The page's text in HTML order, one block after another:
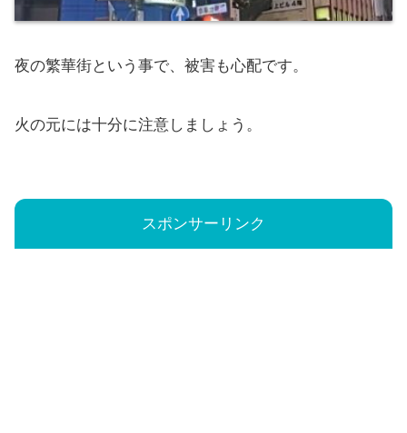
夜の繁華街という事で、被害も心配です。
火の元には十分に注意しましょう。
スポンサーリンク